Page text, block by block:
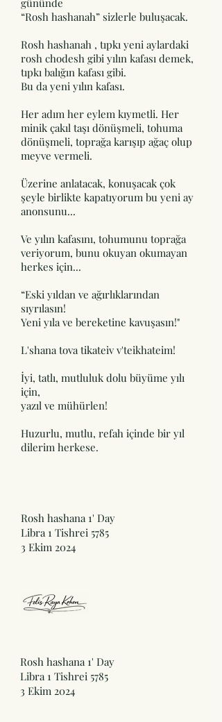
gününde
“Rosh hashanah” sizlerle buluşacak.
Rosh hashanah , tıpkı yeni aylardaki
rosh chodesh gibi yılın kafası demek,
tıpkı balığın kafası gibi.
Bu da yeni yılın kafası.
Her adım her eylem kıymetli. Her
minik çakıl taşı dönüşmeli, tohuma
dönüşmeli, toprağa karışıp ağaç olup
meyve vermeli.
Üzerine anlatacak, konuşacak çok
şeyle birlikte kapatıyorum bu yeni ay
anonsunu...
Ve yılın kafasını, tohumunu toprağa
veriyorum, bunu okuyan okumayan
herkes için...
“Eski yıldan ve ağırlıklarından
sıyrılasın!
Yeni yıla ve bereketine kavuşasın!"
L'shana tova tikateiv v'teikhateim!
İyi, tatlı, mutluluk dolu büyüme yılı
için,
yazıl ve mühürlen!
Huzurlu, mutlu, refah içinde bir yıl
dilerim herkese.
Rosh hashana 1' Day
Libra 1 Tishrei 5785
3 Ekim 2024
Rosh hashana 1' Day
Libra 1 Tishrei 5785
3 Ekim 2024